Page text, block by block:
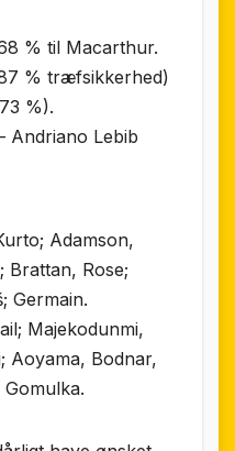
% til Macarthur.
% træfsikkerhed)
%).
Andriano Lebib
Adamson,
Brattan, Rose;
Germain.
Majekodunmi,
Aoyama, Bodnar,
Gomulka.